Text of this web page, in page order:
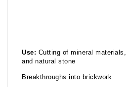
Use: Cutting of mineral
and natural stone
Breakthroughs into brickwork